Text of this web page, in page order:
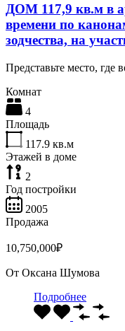
ДОМ 117,9 кв.м в
времени по
зодчества, на
Представьте место, где
Комнат
4
Площадь
117.9 кв.м
Этажей в доме
2
Год постройки
2005
Продажа
10,750,000₽
От Оксана Шумова
Подробнее